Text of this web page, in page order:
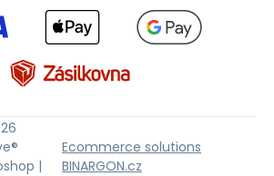
|
Ecommerce solutions
BINARGON.cz